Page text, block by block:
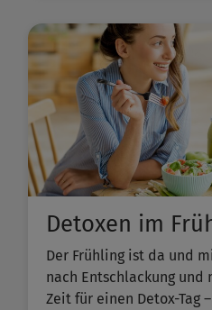
Detoxen im
Der Frühling ist da und
nach Entschlackung und
Zeit für einen Detox-Tag